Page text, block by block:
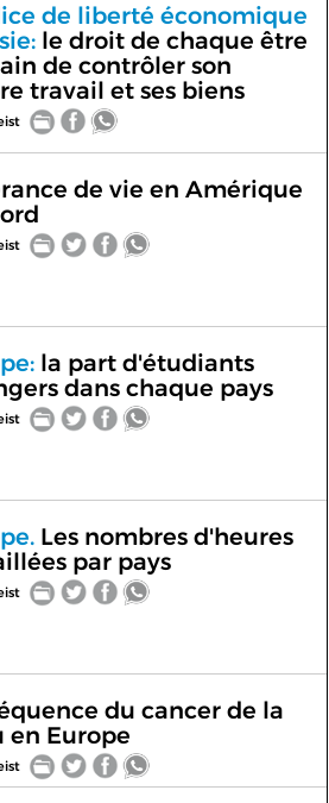
de liberté économique
le droit de chaque être
de contrôler son
travail et ses biens
de vie en Amérique
la part d'étudiants
dans chaque pays
Les nombres d'heures
par pays
du cancer de la
en Europe